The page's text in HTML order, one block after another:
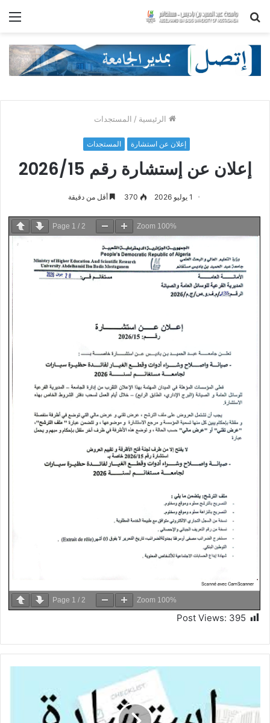
بحث
الرئيسية / المستجدات
إعلان عن استشارة المستجدات
إعلان عن إستشارة رقم 2026/15
1 يوليو 2026 370 أقل من دقيقة
Page 1 / 2 Zoom 100%
Page 1 / 2 Zoom 100%
Post Views: 395